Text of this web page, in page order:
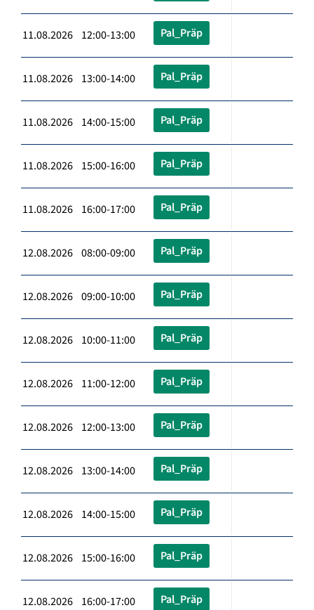
11.08.2026 12:00-13:00 Pal_Präp
11.08.2026 13:00-14:00 Pal_Präp
11.08.2026 14:00-15:00 Pal_Präp
11.08.2026 15:00-16:00 Pal_Präp
11.08.2026 16:00-17:00 Pal_Präp
12.08.2026 08:00-09:00 Pal_Präp
12.08.2026 09:00-10:00 Pal_Präp
12.08.2026 10:00-11:00 Pal_Präp
12.08.2026 11:00-12:00 Pal_Präp
12.08.2026 12:00-13:00 Pal_Präp
12.08.2026 13:00-14:00 Pal_Präp
12.08.2026 14:00-15:00 Pal_Präp
12.08.2026 15:00-16:00 Pal_Präp
12.08.2026 16:00-17:00 Pal_Präp